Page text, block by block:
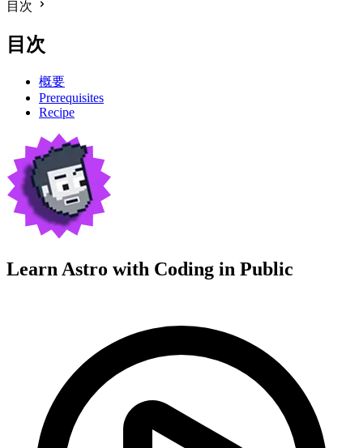
目次
目次
概要
Prerequisites
Recipe
Learn Astro with Coding in Public